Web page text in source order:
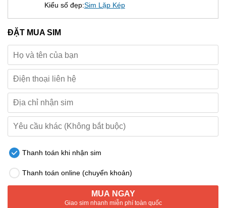
Kiểu số đẹp:Sim Lặp Kép
ĐẶT MUA SIM
Thanh toán khi nhận sim
Thanh toán online (chuyển khoản)
MUA NGAY
Giao sim nhanh miễn phí toàn quốc